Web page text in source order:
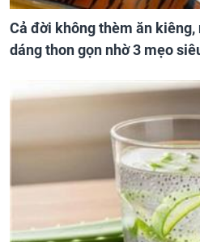
Cả đời không thèm ăn
dáng thon gọn nhờ 3 mẹo